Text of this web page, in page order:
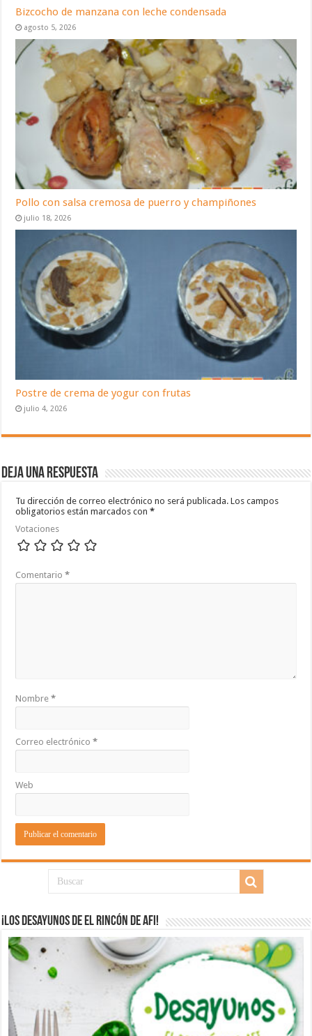
Bizcocho de manzana con leche condensada
agosto 5, 2026
Pollo con salsa cremosa de puerro y champiñones
julio 18, 2026
Postre de crema de yogur con frutas
julio 4, 2026
Deja una respuesta
Tu dirección de correo electrónico no será publicada. Los campos
obligatorios están marcados con*
Votaciones
Comentario*
Nombre*
Correo electrónico*
Web
¡Los desayunos de El Rincón de Afi!